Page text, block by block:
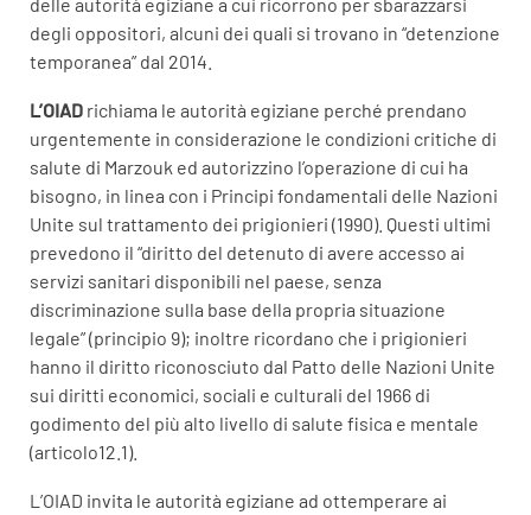
degli oppositori, alcuni dei quali si trovano in “detenzione
temporanea” dal 2014.
L’OIAD richiama le autorità egiziane perché prendano
urgentemente in considerazione le condizioni critiche di
salute di Marzouk ed autorizzino l’operazione di cui ha
bisogno, in linea con i Principi fondamentali delle Nazioni
Unite sul trattamento dei prigionieri (1990). Questi ultimi
prevedono il “diritto del detenuto di avere accesso ai
servizi sanitari disponibili nel paese, senza
discriminazione sulla base della propria situazione
legale” (principio 9); inoltre ricordano che i prigionieri
hanno il diritto riconosciuto dal Patto delle Nazioni Unite
sui diritti economici, sociali e culturali del 1966 di
godimento del più alto livello di salute fisica e mentale
(articolo12.1).
L’OIAD invita le autorità egiziane ad ottemperare ai